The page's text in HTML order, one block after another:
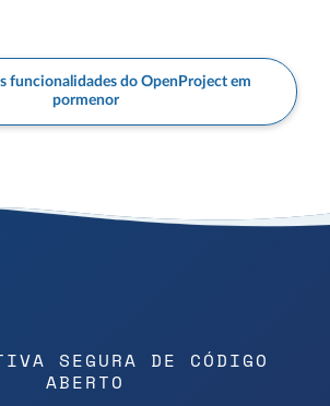
funcionalidades do OpenProject em
pormenor
SEGURA DE CÓDIGO
ABERTO